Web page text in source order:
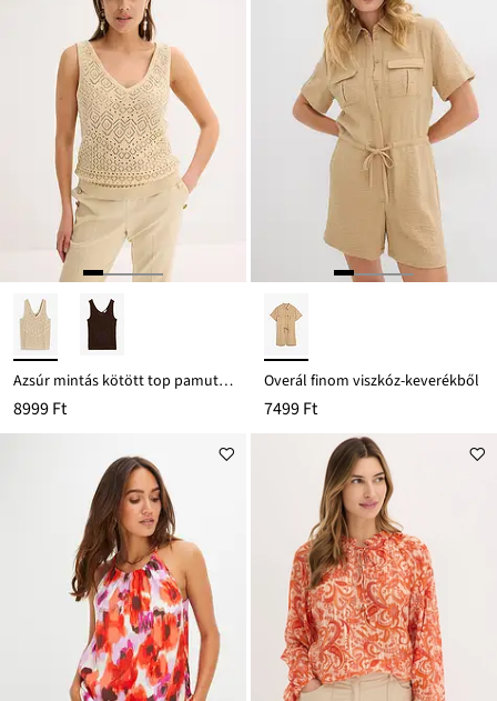
Azsúr mintás kötött top pamut tartalmú anyagból
8999 Ft
Overál finom viszkóz-keverékből
7499 Ft